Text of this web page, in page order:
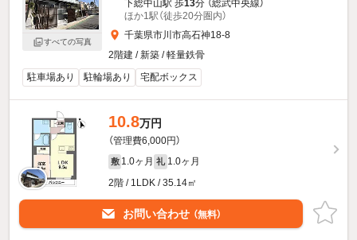
すべての写真
下総中山駅 歩13分 （総武中央線）
ほか1駅（徒歩20分圏内）
千葉県市川市高石神18-8
2階建 / 新築 / 軽量鉄骨
駐車場あり
駐輪場あり 宅配ボックス
10.8万円
（管理費6,000円）
敷 1.0ヶ月 礼 1.0ヶ月
2階 / 1LDK / 35.14㎡
お問い合わせ （無料）